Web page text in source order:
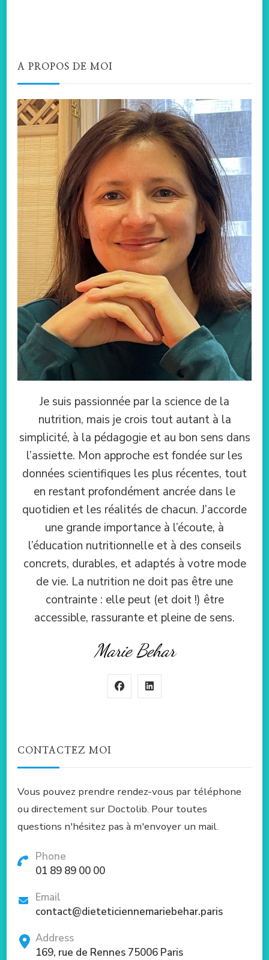
A PROPOS DE MOI
Je suis passionnée par la science de la
nutrition, mais je crois tout autant à la
simplicité, à la pédagogie et au bon sens dans
l’assiette. Mon approche est fondée sur les
données scientifiques les plus récentes, tout
en restant profondément ancrée dans le
quotidien et les réalités de chacun. J’accorde
une grande importance à l’écoute, à
l’éducation nutritionnelle et à des conseils
concrets, durables, et adaptés à votre mode
de vie. La nutrition ne doit pas être une
contrainte : elle peut (et doit !) être
accessible, rassurante et pleine de sens.
Marie Behar
CONTACTEZ MOI
Vous pouvez prendre rendez-vous par téléphone
ou directement sur Doctolib. Pour toutes
questions n'hésitez pas à m'envoyer un mail.
Phone
01 89 89 00 00
Email
contact@dieteticiennemariebehar.paris
Address
169, rue de Rennes 75006 Paris